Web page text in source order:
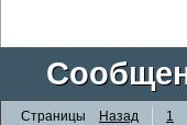
Страницы Назад 1